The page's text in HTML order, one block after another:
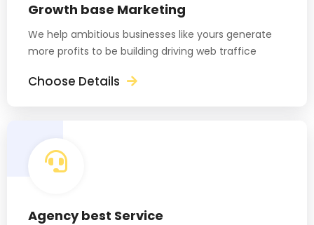
Growth base Marketing
We help ambitious businesses like yours generate
more profits to be building driving web traffice
Choose Details
Agency best Service